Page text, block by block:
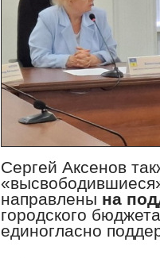
Сергей Аксенов
направлены на
городского
единогласно